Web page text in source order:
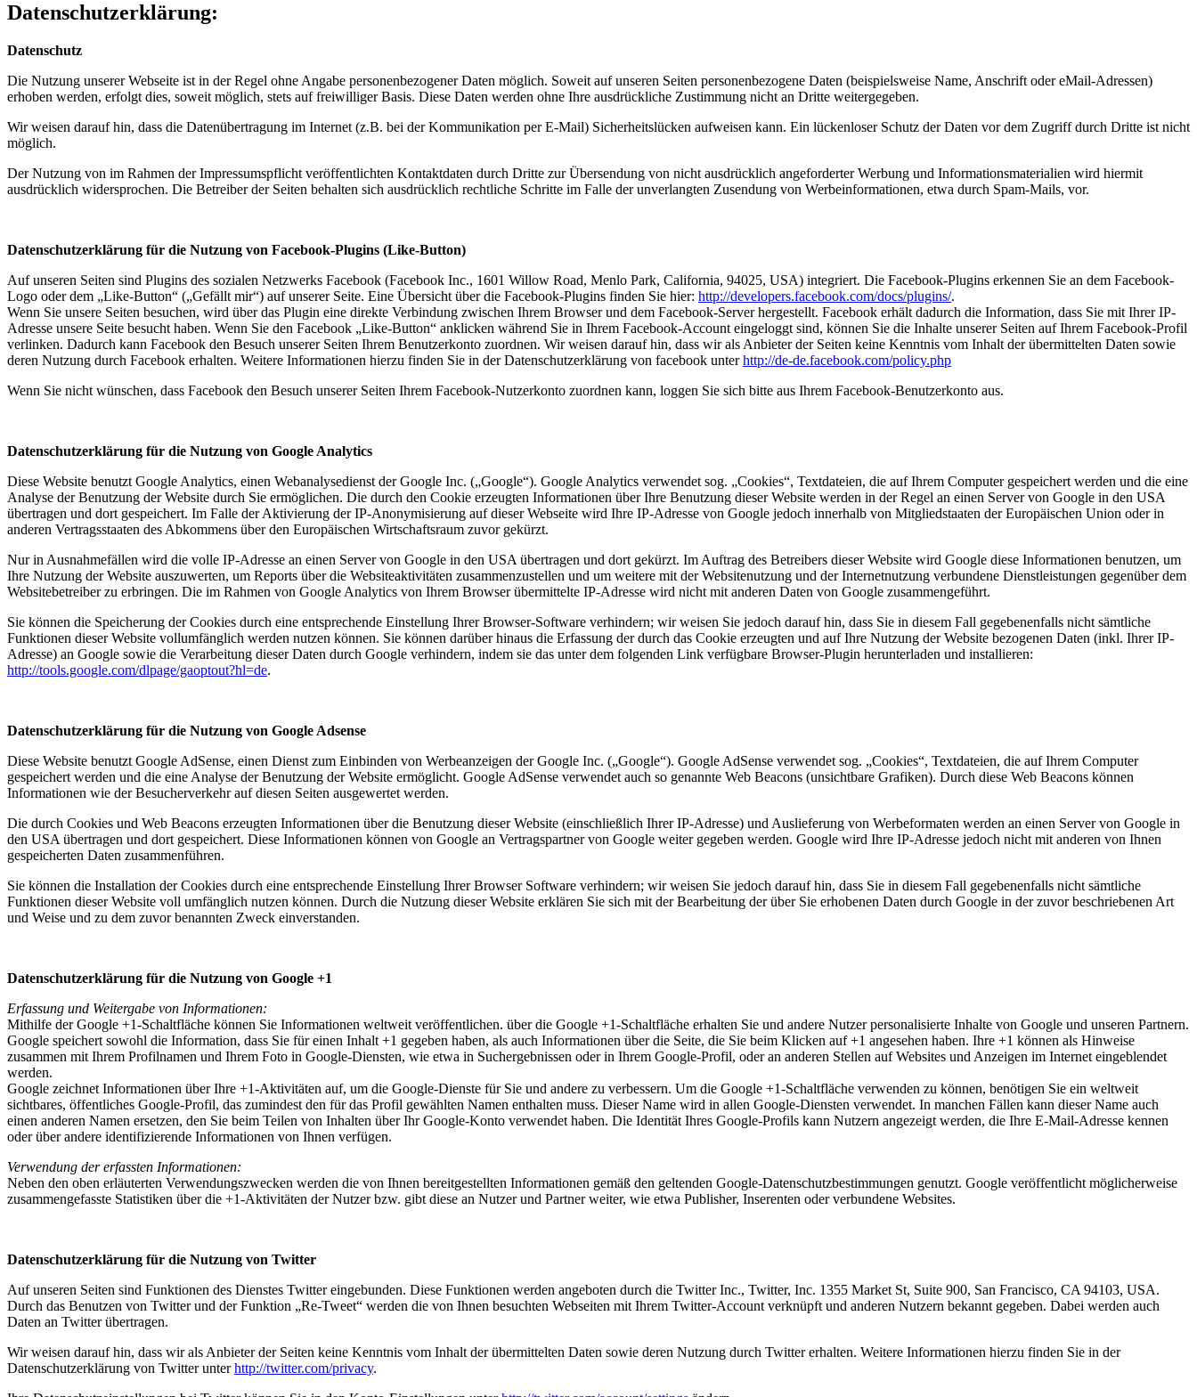
Datenschutzerklärung:
Datenschutz
Die Nutzung unserer Webseite ist in der Regel ohne Angabe personenbezogener Daten möglich. Soweit auf unseren Seiten personenbezogene Daten (beispielsweise Name, Anschrift oder eMail-Adressen)
erhoben werden, erfolgt dies, soweit möglich, stets auf freiwilliger Basis. Diese Daten werden ohne Ihre ausdrückliche Zustimmung nicht an Dritte weitergegeben.
Wir weisen darauf hin, dass die Datenübertragung im Internet (z.B. bei der Kommunikation per E-Mail) Sicherheitslücken aufweisen kann. Ein lückenloser Schutz der Daten vor dem Zugriff durch Dritte ist nicht
möglich.
Der Nutzung von im Rahmen der Impressumspflicht veröffentlichten Kontaktdaten durch Dritte zur Übersendung von nicht ausdrücklich angeforderter Werbung und Informationsmaterialien wird hiermit
ausdrücklich widersprochen. Die Betreiber der Seiten behalten sich ausdrücklich rechtliche Schritte im Falle der unverlangten Zusendung von Werbeinformationen, etwa durch Spam-Mails, vor.
Datenschutzerklärung für die Nutzung von Facebook-Plugins (Like-Button)
Auf unseren Seiten sind Plugins des sozialen Netzwerks Facebook (Facebook Inc., 1601 Willow Road, Menlo Park, California, 94025, USA) integriert. Die Facebook-Plugins erkennen Sie an dem Facebook-
Logo oder dem „Like-Button“ („Gefällt mir“) auf unserer Seite. Eine Übersicht über die Facebook-Plugins finden Sie hier: http://developers.facebook.com/docs/plugins/.
Wenn Sie unsere Seiten besuchen, wird über das Plugin eine direkte Verbindung zwischen Ihrem Browser und dem Facebook-Server hergestellt. Facebook erhält dadurch die Information, dass Sie mit Ihrer IP-
Adresse unsere Seite besucht haben. Wenn Sie den Facebook „Like-Button“ anklicken während Sie in Ihrem Facebook-Account eingeloggt sind, können Sie die Inhalte unserer Seiten auf Ihrem Facebook-Profil
verlinken. Dadurch kann Facebook den Besuch unserer Seiten Ihrem Benutzerkonto zuordnen. Wir weisen darauf hin, dass wir als Anbieter der Seiten keine Kenntnis vom Inhalt der übermittelten Daten sowie
deren Nutzung durch Facebook erhalten. Weitere Informationen hierzu finden Sie in der Datenschutzerklärung von facebook unterhttp://de-de.facebook.com/policy.php
Wenn Sie nicht wünschen, dass Facebook den Besuch unserer Seiten Ihrem Facebook-Nutzerkonto zuordnen kann, loggen Sie sich bitte aus Ihrem Facebook-Benutzerkonto aus.
Datenschutzerklärung für die Nutzung von Google Analytics
Diese Website benutzt Google Analytics, einen Webanalysedienst der Google Inc. („Google“). Google Analytics verwendet sog. „Cookies“, Textdateien, die auf Ihrem Computer gespeichert werden und die eine
Analyse der Benutzung der Website durch Sie ermöglichen. Die durch den Cookie erzeugten Informationen über Ihre Benutzung dieser Website werden in der Regel an einen Server von Google in den USA
übertragen und dort gespeichert. Im Falle der Aktivierung der IP-Anonymisierung auf dieser Webseite wird Ihre IP-Adresse von Google jedoch innerhalb von Mitgliedstaaten der Europäischen Union oder in
anderen Vertragsstaaten des Abkommens über den Europäischen Wirtschaftsraum zuvor gekürzt.
Nur in Ausnahmefällen wird die volle IP-Adresse an einen Server von Google in den USA übertragen und dort gekürzt. Im Auftrag des Betreibers dieser Website wird Google diese Informationen benutzen, um
Ihre Nutzung der Website auszuwerten, um Reports über die Websiteaktivitäten zusammenzustellen und um weitere mit der Websitenutzung und der Internetnutzung verbundene Dienstleistungen gegenüber dem
Websitebetreiber zu erbringen. Die im Rahmen von Google Analytics von Ihrem Browser übermittelte IP-Adresse wird nicht mit anderen Daten von Google zusammengeführt.
Sie können die Speicherung der Cookies durch eine entsprechende Einstellung Ihrer Browser-Software verhindern; wir weisen Sie jedoch darauf hin, dass Sie in diesem Fall gegebenenfalls nicht sämtliche
Funktionen dieser Website vollumfänglich werden nutzen können. Sie können darüber hinaus die Erfassung der durch das Cookie erzeugten und auf Ihre Nutzung der Website bezogenen Daten (inkl. Ihrer IP-
Adresse) an Google sowie die Verarbeitung dieser Daten durch Google verhindern, indem sie das unter dem folgenden Link verfügbare Browser-Plugin herunterladen und installieren:
http://tools.google.com/dlpage/gaoptout?hl=de.
Datenschutzerklärung für die Nutzung von Google Adsense
Diese Website benutzt Google AdSense, einen Dienst zum Einbinden von Werbeanzeigen der Google Inc. („Google“). Google AdSense verwendet sog. „Cookies“, Textdateien, die auf Ihrem Computer
gespeichert werden und die eine Analyse der Benutzung der Website ermöglicht. Google AdSense verwendet auch so genannte Web Beacons (unsichtbare Grafiken). Durch diese Web Beacons können
Informationen wie der Besucherverkehr auf diesen Seiten ausgewertet werden.
Die durch Cookies und Web Beacons erzeugten Informationen über die Benutzung dieser Website (einschließlich Ihrer IP-Adresse) und Auslieferung von Werbeformaten werden an einen Server von Google in
den USA übertragen und dort gespeichert. Diese Informationen können von Google an Vertragspartner von Google weiter gegeben werden. Google wird Ihre IP-Adresse jedoch nicht mit anderen von Ihnen
gespeicherten Daten zusammenführen.
Sie können die Installation der Cookies durch eine entsprechende Einstellung Ihrer Browser Software verhindern; wir weisen Sie jedoch darauf hin, dass Sie in diesem Fall gegebenenfalls nicht sämtliche
Funktionen dieser Website voll umfänglich nutzen können. Durch die Nutzung dieser Website erklären Sie sich mit der Bearbeitung der über Sie erhobenen Daten durch Google in der zuvor beschriebenen Art
und Weise und zu dem zuvor benannten Zweck einverstanden.
Datenschutzerklärung für die Nutzung von Google +1
Erfassung und Weitergabe von Informationen:
Mithilfe der Google +1-Schaltfläche können Sie Informationen weltweit veröffentlichen. über die Google +1-Schaltfläche erhalten Sie und andere Nutzer personalisierte Inhalte von Google und unseren Partnern.
Google speichert sowohl die Information, dass Sie für einen Inhalt +1 gegeben haben, als auch Informationen über die Seite, die Sie beim Klicken auf +1 angesehen haben. Ihre +1 können als Hinweise
zusammen mit Ihrem Profilnamen und Ihrem Foto in Google-Diensten, wie etwa in Suchergebnissen oder in Ihrem Google-Profil, oder an anderen Stellen auf Websites und Anzeigen im Internet eingeblendet
werden.
Google zeichnet Informationen über Ihre +1-Aktivitäten auf, um die Google-Dienste für Sie und andere zu verbessern. Um die Google +1-Schaltfläche verwenden zu können, benötigen Sie ein weltweit
sichtbares, öffentliches Google-Profil, das zumindest den für das Profil gewählten Namen enthalten muss. Dieser Name wird in allen Google-Diensten verwendet. In manchen Fällen kann dieser Name auch
einen anderen Namen ersetzen, den Sie beim Teilen von Inhalten über Ihr Google-Konto verwendet haben. Die Identität Ihres Google-Profils kann Nutzern angezeigt werden, die Ihre E-Mail-Adresse kennen
oder über andere identifizierende Informationen von Ihnen verfügen.
Verwendung der erfassten Informationen:
Neben den oben erläuterten Verwendungszwecken werden die von Ihnen bereitgestellten Informationen gemäß den geltenden Google-Datenschutzbestimmungen genutzt. Google veröffentlicht möglicherweise
zusammengefasste Statistiken über die +1-Aktivitäten der Nutzer bzw. gibt diese an Nutzer und Partner weiter, wie etwa Publisher, Inserenten oder verbundene Websites.
Datenschutzerklärung für die Nutzung von Twitter
Auf unseren Seiten sind Funktionen des Dienstes Twitter eingebunden. Diese Funktionen werden angeboten durch die Twitter Inc., Twitter, Inc. 1355 Market St, Suite 900, San Francisco, CA 94103, USA.
Durch das Benutzen von Twitter und der Funktion „Re-Tweet“ werden die von Ihnen besuchten Webseiten mit Ihrem Twitter-Account verknüpft und anderen Nutzern bekannt gegeben. Dabei werden auch
Daten an Twitter übertragen.
Wir weisen darauf hin, dass wir als Anbieter der Seiten keine Kenntnis vom Inhalt der übermittelten Daten sowie deren Nutzung durch Twitter erhalten. Weitere Informationen hierzu finden Sie in der
Datenschutzerklärung von Twitter unterhttp://twitter.com/privacy.